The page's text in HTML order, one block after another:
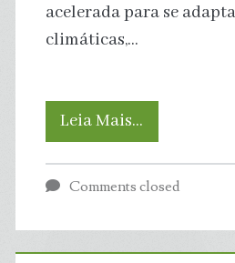
acelerada para se
climáticas,…
Leia Mais…
Relatório
Comments closed